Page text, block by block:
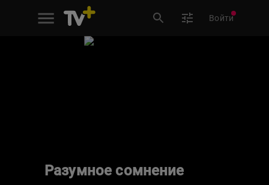
Войти
Разумное сомнение